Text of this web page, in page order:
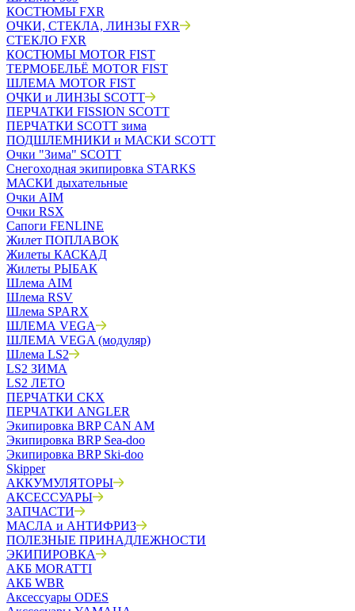
КОСТЮМЫ FXR
ОЧКИ, СТЕКЛА, ЛИНЗЫ FXR
СТЕКЛО FXR
КОСТЮМЫ MOTOR FIST
ТЕРМОБЕЛЬЁ MOTOR FIST
ШЛЕМА MOTOR FIST
ОЧКИ и ЛИНЗЫ SCOTT
ПЕРЧАТКИ FISSION SCOTT
ПЕРЧАТКИ SCOTT зима
ПОДШЛЕМНИКИ и МАСКИ SCOTT
Очки "Зима" SCOTT
Снегоходная экипировка STARKS
МАСКИ дыхательные
Очки AIM
Очки RSX
Сапоги FENLINE
Жилет ПОПЛАВОК
Жилеты КАСКАД
Жилеты РЫБАК
Шлема AIM
Шлема RSV
Шлема SPARX
ШЛЕМА VEGA
ШЛЕМА VEGA (модуляр)
Шлема LS2
LS2 ЗИМА
LS2 ЛЕТО
ПЕРЧАТКИ CKX
ПЕРЧАТКИ ANGLER
Экипировка BRP CAN AM
Экипировка BRP Sea-doo
Экипировка BRP Ski-doo
Skipper
АККУМУЛЯТОРЫ
АКСЕССУАРЫ
ЗАПЧАСТИ
МАСЛА и АНТИФРИЗ
ПОЛЕЗНЫЕ ПРИНАДЛЕЖНОСТИ
ЭКИПИРОВКА
АКБ MORATTI
АКБ WBR
Аксессуары ODES